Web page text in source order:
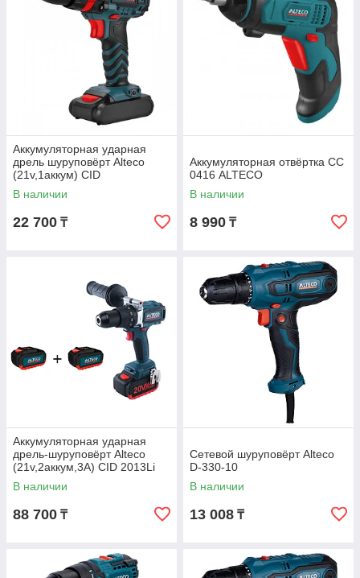
Аккумуляторная ударная
дрель шуруповёрт Alteco
(21v,1аккум) CID
2110.1(0415)
В наличии
22 700 ₸
Аккумуляторная отвёртка СС
0416 ALTECO
В наличии
8 990 ₸
Аккумуляторная ударная
дрель-шуруповёрт Alteco
(21v,2аккум,3A) CID 2013Li
X2 BL
В наличии
88 700 ₸
Сетевой шуруповёрт Alteco
D-330-10
В наличии
13 008 ₸